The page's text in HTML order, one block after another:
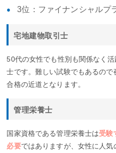
3位：ファイナンシャルプ
宅地建物取引士
50代の女性でも性別も関係なく
士です。難しい試験でもあるの
合格の近道となります。
管理栄養士
国家資格である管理栄養士は受験
必要ではありますが、女性に人気